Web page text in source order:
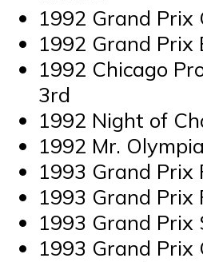
1992 Grand Prix
1992 Grand Prix
1992 Chicago
3rd
1992 Night of
1992 Mr.
1993 Grand Prix
1993 Grand Prix
1993 Grand Prix
1993 Grand Prix